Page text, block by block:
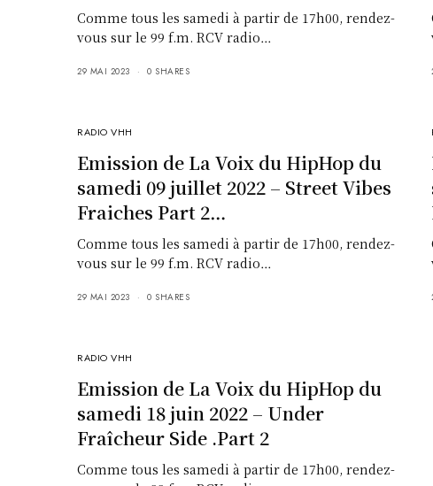
Comme tous les samedi à partir de 17h00, rendez-
vous sur le 99 f.m. RCV radio…
29 MAI 2023 0 SHARES
RADIO VHH
Emission de La Voix du HipHop du
samedi 09 juillet 2022 – Street Vibes
Fraiches Part 2…
Comme tous les samedi à partir de 17h00, rendez-
vous sur le 99 f.m. RCV radio…
29 MAI 2023 0 SHARES
RADIO VHH
Emission de La Voix du HipHop du
samedi 18 juin 2022 – Under
Fraîcheur Side .Part 2
Comme tous les samedi à partir de 17h00, rendez-